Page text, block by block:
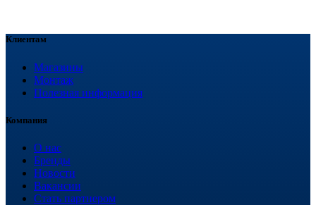
Клиентам
Магазины
Монтаж
Полезная информация
Компания
О нас
Бренды
Новости
Вакансии
Стать партнером